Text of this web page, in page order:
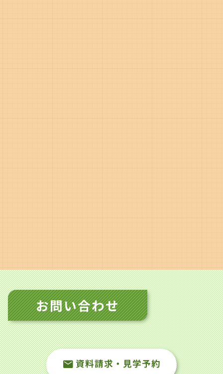
お問い合わせ
資料請求・見学予約